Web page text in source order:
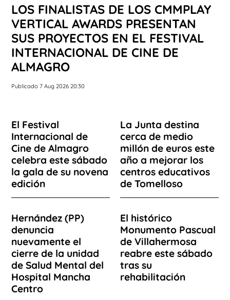
LOS FINALISTAS DE LOS CMMPLAY
VERTICAL AWARDS PRESENTAN
SUS PROYECTOS EN EL FESTIVAL
INTERNACIONAL DE CINE DE
ALMAGRO
Publicado 7 Aug 2026 20:30
El Festival
Internacional de
Cine de Almagro
celebra este sábado
la gala de su novena
edición
La Junta destina
cerca de medio
millón de euros este
año a mejorar los
centros educativos
de Tomelloso
Hernández (PP)
denuncia
nuevamente el
cierre de la unidad
de Salud Mental del
Hospital Mancha
Centro
El histórico
Monumento Pascual
de Villahermosa
reabre este sábado
tras su
rehabilitación